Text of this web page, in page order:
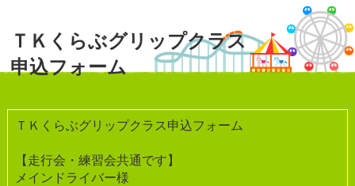
ＴＫくらぶグリップクラス
申込フォーム
ＴＫくらぶグリップクラス申込フォーム
【走行会・練習会共通です】
メインドライバー様